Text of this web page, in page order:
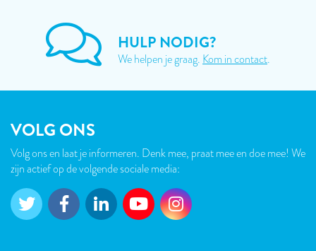
HULP NODIG?
We helpen je graag.Kom in contact.
VOLG ONS
Volg ons en laat je informeren. Denk mee, praat mee en doe mee! We
zijn actief op de volgende sociale media: